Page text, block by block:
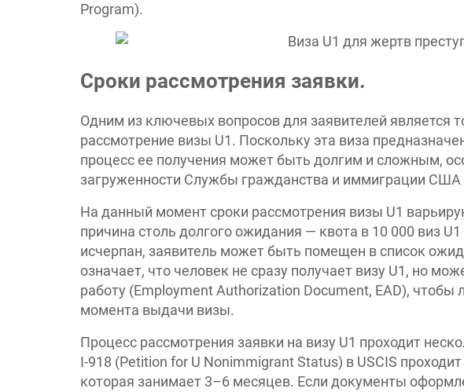
Program).
Сроки рассмотрения заявки.
Одним из ключевых вопросов для заявителей является
рассмотрение визы U1. Поскольку эта виза
процесс ее получения может быть долгим и сложным,
загруженности Службы гражданства и иммиграции США
На данный момент сроки рассмотрения визы U1
причина столь долгого ожидания — квота в 10 000 виз
исчерпан, заявитель может быть помещен в список
означает, что человек не сразу получает визу U1, но
работу (Employment Authorization Document, EAD),
момента выдачи визы.
Процесс рассмотрения заявки на визу U1 проходит
I-918 (Petition for U Nonimmigrant Status) в USCIS
которая занимает 3–6 месяцев. Если документы